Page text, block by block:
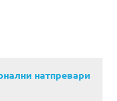
натпревари